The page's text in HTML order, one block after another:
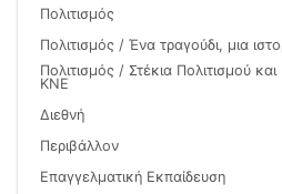
Πολιτισμός
Πολιτισμός / Ένα τραγούδι, μια
Πολιτισμός / Στέκια Πολιτισμού
ΚΝΕ
Διεθνή
Περιβάλλον
Επαγγελματική Εκπαίδευση